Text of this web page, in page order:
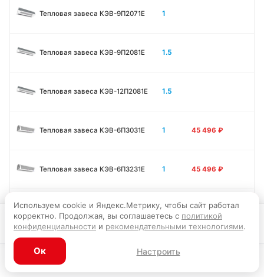
Главная
Тепловая завеса КЭВ-9П2071E 1
Тепловая завеса КЭВ-9П2081E 1.5
Тепловая завеса КЭВ-12П2081E 1.5
Тепловая завеса КЭВ-6П3031E 1 45 496 ₽
Тепловая завеса КЭВ-6П3231E 1 45 496 ₽
Тепловая завеса КЭВ-9П3031E 1 45 856₽
Тепловая завеса КЭВ-12П3031E
Используем cookie и Яндекс.Метрику, чтобы сайт работал
корректно. Продолжая, вы соглашаетесь с политикой
конфиденциальности и рекомендательными технологиями.
Ок Настроить
В корзину